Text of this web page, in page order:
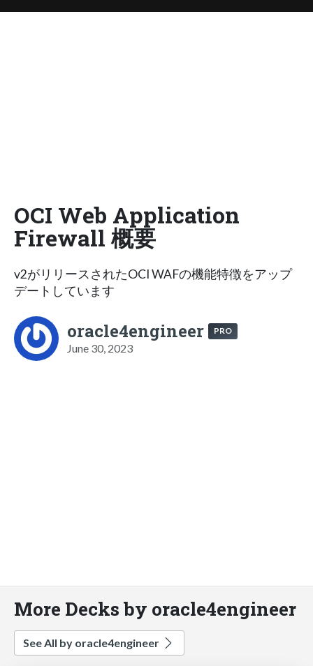
OCI Web Application
Firewall 概要
v2がリリースされたOCI WAFの機能特徴をアップ
デートしています
oracle4engineer PRO
June 30, 2023
More Decks by oracle4engineer
See All by oracle4engineer